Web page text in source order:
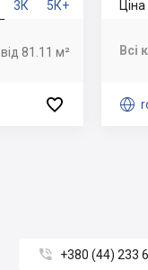
3К 5К+
від 81.11 м²

Ціна
Всі

 +380 (44) 233